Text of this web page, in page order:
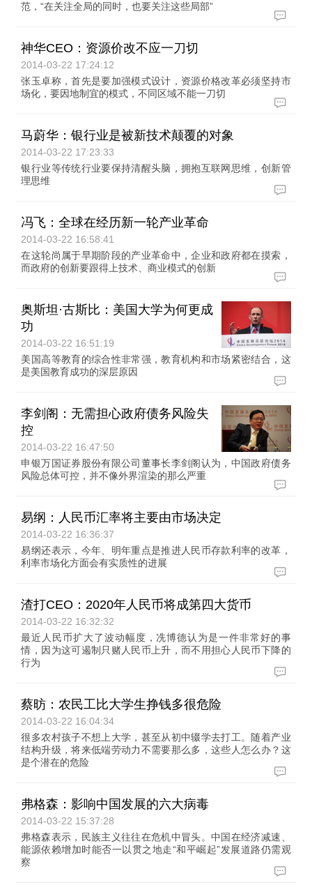
范，“在关注全局的同时，也要关注这些局部”
神华CEO：资源价改不应一刀切
2014-03-22 17:24:12
张玉卓称，首先是要加强模式设计，资源价格改革必须坚持市
场化，要因地制宜的模式，不同区域不能一刀切
马蔚华：银行业是被新技术颠覆的对象
2014-03-22 17:23:33
银行业等传统行业要保持清醒头脑，拥抱互联网思维，创新管
理思维
冯飞：全球在经历新一轮产业革命
2014-03-22 16:58:41
在这轮尚属于早期阶段的产业革命中，企业和政府都在摸索，
而政府的创新要跟得上技术、商业模式的创新
奥斯坦·古斯比：美国大学为何更成
功
2014-03-22 16:51:19
美国高等教育的综合性非常强，教育机构和市场紧密结合，这
是美国教育成功的深层原因
李剑阁：无需担心政府债务风险失
控
2014-03-22 16:47:50
申银万国证券股份有限公司董事长李剑阁认为，中国政府债务
风险总体可控，并不像外界渲染的那么严重
易纲：人民币汇率将主要由市场决定
2014-03-22 16:36:37
易纲还表示，今年、明年重点是推进人民币存款利率的改革，
利率市场化方面会有实质性的进展
渣打CEO：2020年人民币将成第四大货币
2014-03-22 16:32:32
最近人民币扩大了波动幅度，冼博德认为是一件非常好的事
情，因为这可遏制只赌人民币上升，而不用担心人民币下降的
行为
蔡昉：农民工比大学生挣钱多很危险
2014-03-22 16:04:34
很多农村孩子不想上大学，甚至从初中辍学去打工。随着产业
结构升级，将来低端劳动力不需要那么多，这些人怎么办？这
是个潜在的危险
弗格森：影响中国发展的六大病毒
2014-03-22 15:37:28
弗格森表示，民族主义往往在危机中冒头。中国在经济减速、
能源依赖增加时能否一以贯之地走“和平崛起”发展道路仍需观
察